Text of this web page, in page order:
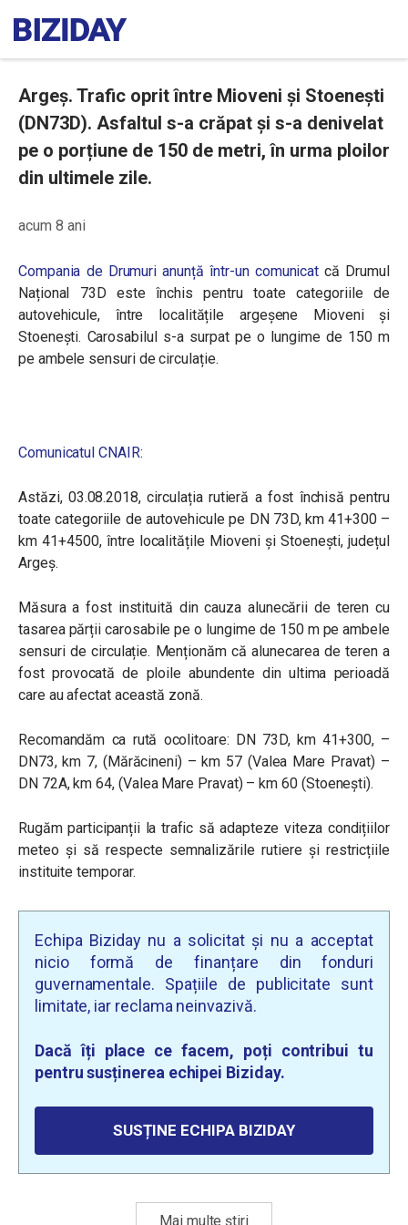
Argeș. Trafic oprit între Mioveni și Stoenești
(DN73D). Asfaltul s-a crăpat și s-a denivelat
pe o porțiune de 150 de metri, în urma ploilor
din ultimele zile.
acum 8 ani
Compania de Drumuri anunță într-un comunicat că Drumul
Național 73D este închis pentru toate categoriile de
autovehicule, între localitățile argeșene Mioveni și
Stoenești. Carosabilul s-a surpat pe o lungime de 150 m
pe ambele sensuri de circulație.
Comunicatul CNAIR:
Astăzi, 03.08.2018, circulația rutieră a fost închisă pentru
toate categoriile de autovehicule pe DN 73D, km 41+300 –
km 41+4500, între localitățile Mioveni și Stoenești, județul
Argeș.
Măsura a fost instituită din cauza alunecării de teren cu
tasarea părții carosabile pe o lungime de 150 m pe ambele
sensuri de circulație. Menționăm că alunecarea de teren a
fost provocată de ploile abundente din ultima perioadă
care au afectat această zonă.
Recomandăm ca rută ocolitoare: DN 73D, km 41+300, –
DN73, km 7, (Mărăcineni) – km 57 (Valea Mare Pravat) –
DN 72A, km 64, (Valea Mare Pravat) – km 60 (Stoenești).
Rugăm participanții la trafic să adapteze viteza condițiilor
meteo și să respecte semnalizările rutiere și restricțiile
instituite temporar.
Echipa Biziday nu a solicitat și nu a acceptat
nicio formă de finanțare din fonduri
guvernamentale. Spațiile de publicitate sunt
limitate, iar reclama neinvazivă.
Dacă îți place ce facem, poți contribui tu
pentru susținerea echipei Biziday.
SUSȚINE ECHIPA BIZIDAY
Mai multe știri